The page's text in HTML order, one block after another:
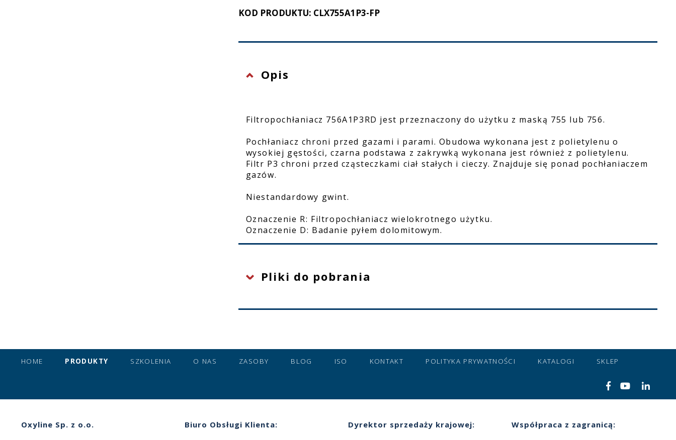
Ochrona twarzy
KOD PRODUKTU: CLX755A1P3-FP
Opis
Filtropochłaniacz 756A1P3RD jest przeznaczony do użytku z maską 755 lub 756.
Pochłaniacz chroni przed gazami i parami. Obudowa wykonana jest z polietylenu o
wysokiej gęstości, czarna podstawa z zakrywką wykonana jest również z polietylenu.
Filtr P3 chroni przed cząsteczkami ciał stałych i cieczy. Znajduje się ponad pochłaniaczem
gazów.
Niestandardowy gwint.
Oznaczenie R: Filtropochłaniacz wielokrotnego użytku.
Oznaczenie D: Badanie pyłem dolomitowym.
Pliki do pobrania
HOME PRODUKTY SZKOLENIA O NAS ZASOBY BLOG ISO KONTAKT POLITYKA PRYWATNOŚCI KATALOGI SKLEP
Oxyline Sp. z o.o. Biuro Obsługi Klienta: Dyrektor sprzedaży krajowej: Współpraca z zagranicą: